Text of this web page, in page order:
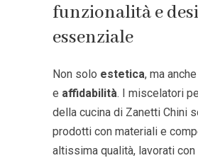
funzionalità e
essenziale
Non solo estetica, ma anche
e affidabilità. I miscelatori
della cucina di Zanetti Chini
prodotti con materiali e
altissima qualità, lavorati